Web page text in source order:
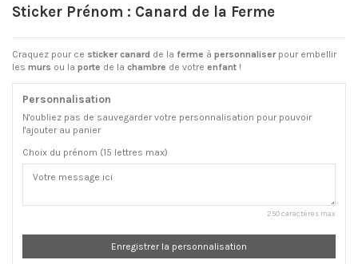
Sticker Prénom : Canard de la Ferme
Craquez pour ce sticker canard de la ferme à personnaliserpour embellir
les murs ou la porte de la chambre de votre enfant !
Personnalisation
N'oubliez pas de sauvegarder votre personnalisation pour pouvoir
l'ajouter au panier
Choix du prénom (15 lettres max)
250 caractères max
Enregistrer la personnalisation